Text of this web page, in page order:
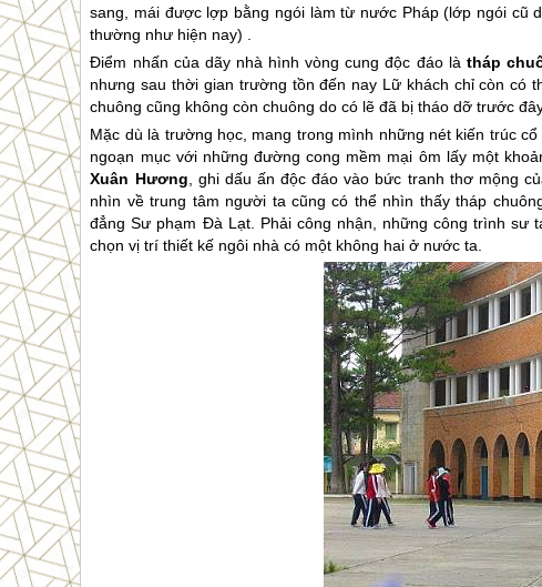
sang, mái được lợp bằng ngói làm từ nước Pháp (lớp ngói
thường như hiện nay) .
Điểm nhấn của dãy nhà hình vòng cung độc đáo là tháp
nhưng sau thời gian trường tồn đến nay Lữ khách chỉ còn có
chuông cũng không còn chuông do có lẽ đã bị tháo dỡ trước
Mặc dù là trường học, mang trong mình những nét kiến trúc cổ
ngoạn mục với những đường cong mềm mại ôm lấy một
Xuân Hương, ghi dấu ấn độc đáo vào bức tranh thơ mộng
nhìn về trung tâm người ta cũng có thể nhìn thấy tháp
đẳng Sư phạm Đà Lạt. Phải công nhận, những công trình sư
chọn vị trí thiết kế ngôi nhà có một không hai ở nước ta.